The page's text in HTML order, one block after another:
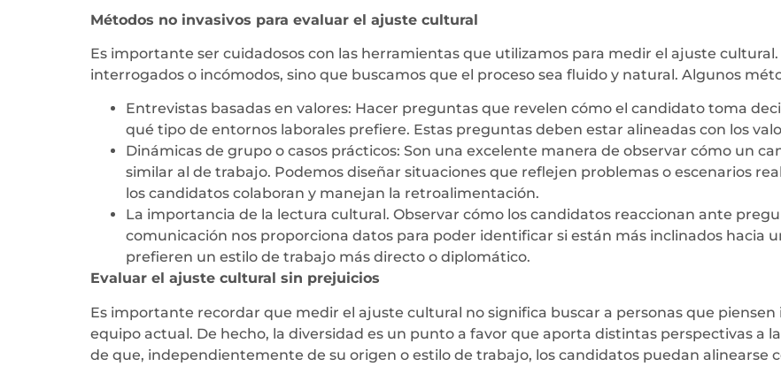
Métodos no invasivos para evaluar el ajuste cultural
Es importante ser cuidadosos con las herramientas que utilizamos para medir el ajuste
interrogados o incómodos, sino que buscamos que el proceso sea fluido y natural. Algunos
Entrevistas basadas en valores: Hacer preguntas que revelen cómo el candidato toma
qué tipo de entornos laborales prefiere. Estas preguntas deben estar alineadas con los
Dinámicas de grupo o casos prácticos: Son una excelente manera de observar cómo un
similar al de trabajo. Podemos diseñar situaciones que reflejen problemas o escenarios
los candidatos colaboran y manejan la retroalimentación.
La importancia de la lectura cultural. Observar cómo los candidatos reaccionan ante
comunicación nos proporciona datos para poder identificar si están más inclinados hacia
prefieren un estilo de trabajo más directo o diplomático.
Evaluar el ajuste cultural sin prejuicios
Es importante recordar que medir el ajuste cultural no significa buscar a personas que
equipo actual. De hecho, la diversidad es un punto a favor que aporta distintas perspectivas a
de que, independientemente de su origen o estilo de trabajo, los candidatos puedan alinearse